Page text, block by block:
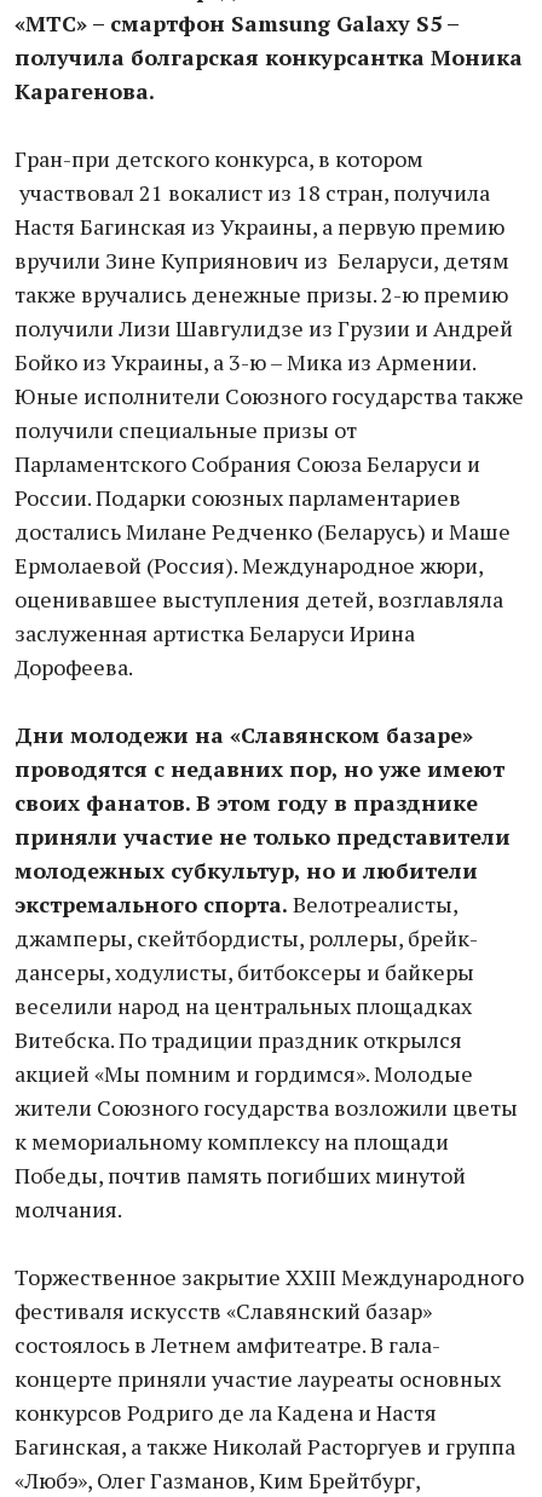
«МТС» – смартфон Samsung Galaxy S5 –
получила болгарская конкурсантка Моника
Карагенова.
Гран-при детского конкурса, в котором
участвовал 21 вокалист из 18 стран, получила
Настя Багинская из Украины, а первую премию
вручили Зине Куприянович из Беларуси, детям
также вручались денежные призы. 2-ю премию
получили Лизи Шавгулидзе из Грузии и Андрей
Бойко из Украины, а 3-ю – Мика из Армении.
Юные исполнители Союзного государства также
получили специальные призы от
Парламентского Собрания Союза Беларуси и
России. Подарки союзных парламентариев
достались Милане Редченко (Беларусь) и Маше
Ермолаевой (Россия). Международное жюри,
оценивавшее выступления детей, возглавляла
заслуженная артистка Беларуси Ирина
Дорофеева.
Дни молодежи на «Славянском базаре»
проводятся с недавних пор, но уже имеют
своих фанатов. В этом году в празднике
приняли участие не только представители
молодежных субкультур, но и любители
экстремального спорта. Велотреалисты,
джамперы, скейтбордисты, роллеры, брейк-
дансеры, ходулисты, битбоксеры и байкеры
веселили народ на центральных площадках
Витебска. По традиции праздник открылся
акцией «Мы помним и гордимся». Молодые
жители Союзного государства возложили цветы
к мемориальному комплексу на площади
Победы, почтив память погибших минутой
молчания.
Торжественное закрытие XXIII Международного
фестиваля искусств «Славянский базар»
состоялось в Летнем амфитеатре. В гала-
концерте приняли участие лауреаты основных
конкурсов Родриго де ла Кадена и Настя
Багинская, а также Николай Расторгуев и группа
«Любэ», Олег Газманов, Ким Брейтбург,